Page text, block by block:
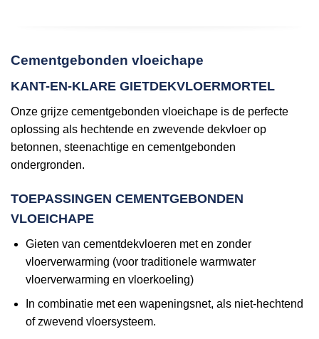
Cementgebonden vloeichape
KANT-EN-KLARE GIETDEKVLOERMORTEL
Onze grijze cementgebonden vloeichape is de perfecte
oplossing als hechtende en zwevende dekvloer op
betonnen, steenachtige en cementgebonden
ondergronden.
TOEPASSINGEN CEMENTGEBONDEN
VLOEICHAPE
Gieten van cementdekvloeren met en zonder
vloerverwarming (voor traditionele warmwater
vloerverwarming en vloerkoeling)
In combinatie met een wapeningsnet, als niet-hechtend
of zwevend vloersysteem.